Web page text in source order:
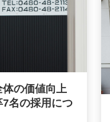
の価値向上
名の採用につ